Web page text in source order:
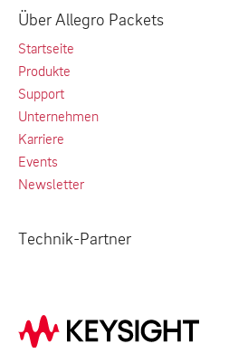
Über Allegro Packets
Startseite
Produkte
Support
Unternehmen
Karriere
Events
Newsletter
Technik-Partner